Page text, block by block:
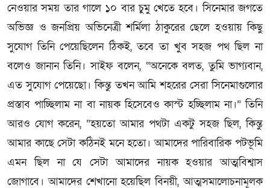
নেওয়ার সময় তার গালে ১০ বার চুমু খেতে হবে। সিনেমার জগতে
অভিজ্ঞ ও জনপ্রিয় অভিনেত্রী শর্মিলা ঠাকুরের ছেলে হওয়ায় কিছু
সুযোগ তিনি পেয়েছিলেন ঠিকই, তবে তা খুব সহজ পথ ছিল না
বলেও জানান তিনি। সাইফ বলেন, “অনেকে বলত, তুমি ভাগ্যবান,
এত সুযোগ পেয়েছো। কিন্তু তখন আমি শহরের সেরা সিনেমাগুলোর
প্রস্তাব পাচ্ছিলাম না বা নায়ক হিসেবেও কাস্ট হচ্ছিলাম না।” তিনি
আরও যোগ করেন, “হয়তো আমার পথটা একটু সহজ ছিল, কিন্তু
আমার কাছে সেটা কঠিনই মনে হতো। আমাদের পারিবারিক পটভূমি
এমন ছিল না যে সেটা আমাদের নায়ক হওয়ার আত্মবিশ্বাস
জোগাবে। আমাদের শেখানো হয়েছিল বিনয়ী, আত্মসমালোচনামূলক